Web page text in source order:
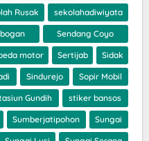
Rusak sekolahadiwiyata
Sendang Coyo
motor Sertijab Sidak
Sindurejo Sopir Mobil
Gundih stiker bansos
Sumberjatipohon Sungai